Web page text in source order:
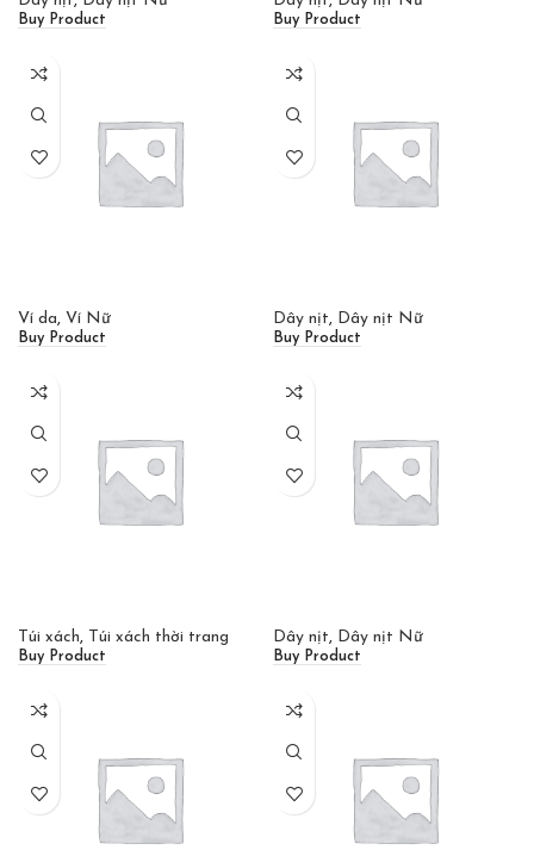
Buy Product Buy Product
Ví da, Ví Nữ
Buy Product
Dây nịt, Dây nịt Nữ
Buy Product
Túi xách, Túi xách thời trang
Buy Product
Dây nịt, Dây nịt Nữ
Buy Product